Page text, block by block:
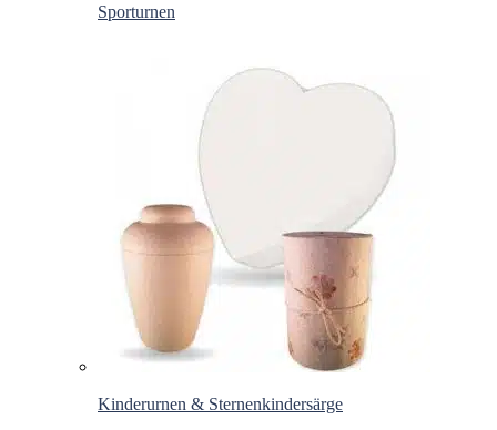
Sporturnen
Kinderurnen & Sternenkindersärge